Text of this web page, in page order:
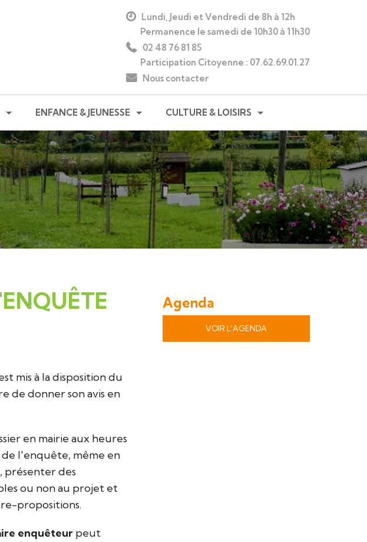
Lundi, Jeudi et Vendredi de 8h à 12h
Permanence le samedi de 10h30 à 11h30
02 48 76 81 85
Participation Citoyenne : 07.62.69.01.27
Nous contacter
VOISINAGE
CITOYENNE
ENFANCE & JEUNESSE
SYNDICAT DES ÉCOLES MATERNELLES ET PRIMAIRES PUBLIQUES DE
CANTINE SCOLAIRE
GARDERIE PÉRISCOLAIRE
COLLÈGES ET LYCÉE AGRICOLE
ANNUAIRE DES ANCIENS ÉLÈVES DE CORNUSSE
CULTURE & LOISIRS
PLAINE DE JEUX ET BOUCLE CYCLABLE
SENTIERS DE RANDONNÉE
À VOUS DE JOUER !
AU PROGRAMME DU LUISANT
mis à la disposition du
donner son avis en
en mairie aux heures
l'enquête, même en
présenter des
ou non au projet et
propositions.
enquêteur peut
Agenda
VOIR L'AGENDA